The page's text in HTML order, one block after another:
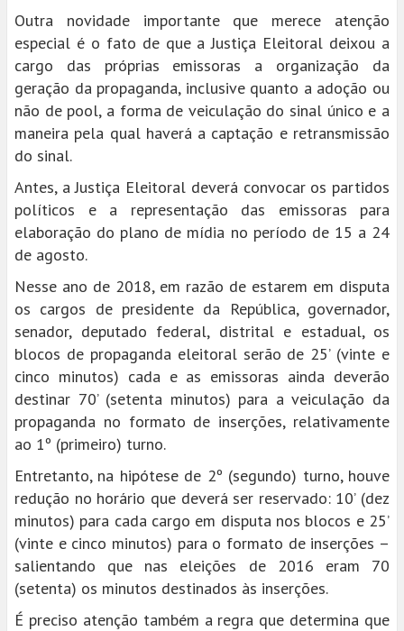
Outra novidade importante que merece atenção
especial é o fato de que a Justiça Eleitoral deixou a
cargo das próprias emissoras a organização da
geração da propaganda, inclusive quanto a adoção ou
não de pool, a forma de veiculação do sinal único e a
maneira pela qual haverá a captação e retransmissão
do sinal.
Antes, a Justiça Eleitoral deverá convocar os partidos
políticos e a representação das emissoras para
elaboração do plano de mídia no período de 15 a 24
de agosto.
Nesse ano de 2018, em razão de estarem em disputa
os cargos de presidente da República, governador,
senador, deputado federal, distrital e estadual, os
blocos de propaganda eleitoral serão de 25’ (vinte e
cinco minutos) cada e as emissoras ainda deverão
destinar 70’ (setenta minutos) para a veiculação da
propaganda no formato de inserções, relativamente
ao 1º (primeiro) turno.
Entretanto, na hipótese de 2º (segundo) turno, houve
redução no horário que deverá ser reservado: 10’ (dez
minutos) para cada cargo em disputa nos blocos e 25’
(vinte e cinco minutos) para o formato de inserções –
salientando que nas eleições de 2016 eram 70
(setenta) os minutos destinados às inserções.
É preciso atenção também a regra que determina que